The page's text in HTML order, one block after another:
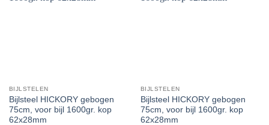
BIJLSTELEN
Bijlsteel HICKORY gebogen
75cm, voor bijl 1600gr. kop
62x28mm
BIJLSTELEN
Bijlsteel HICKORY gebogen
75cm, voor bijl 1600gr. kop
62x28mm